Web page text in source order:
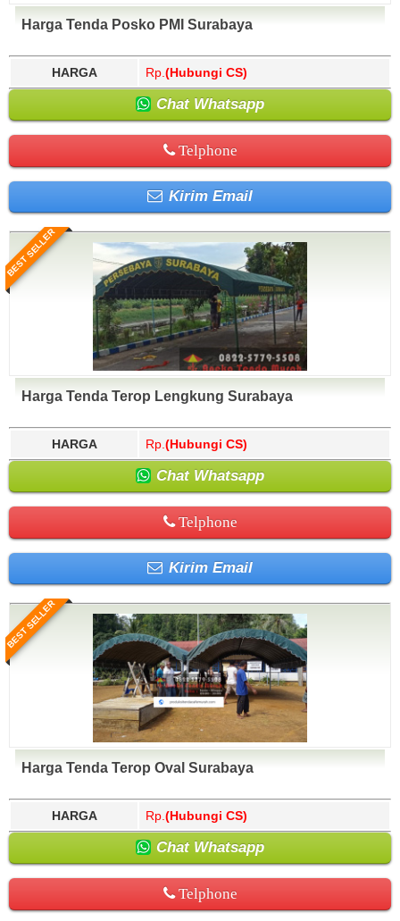
Harga Tenda Posko PMI Surabaya
HARGA Rp. (Hubungi CS)
Chat Whatsapp
Telphone
Kirim Email
BEST SELLER
Harga Tenda Terop Lengkung Surabaya
HARGA Rp. (Hubungi CS)
Chat Whatsapp
Telphone
Kirim Email
BEST SELLER
Harga Tenda Terop Oval Surabaya
HARGA Rp. (Hubungi CS)
Chat Whatsapp
Telphone